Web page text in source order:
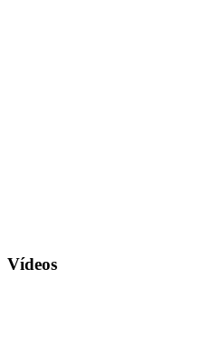
Vídeos